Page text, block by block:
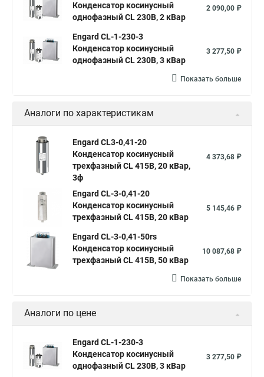
Конденсатор косинусный
однофазный CL 230В, 2 кВар
2 090,00 ₽
Engard CL-1-230-3
Конденсатор косинусный
однофазный CL 230В, 3 кВар
3 277,50 ₽
Показать больше
Аналоги по характеристикам
Engard CL3-0,41-20
Конденсатор косинусный
трехфазный CL 415В, 20 кВар,
3ф
4 373,68 ₽
Engard CL-3-0,41-20
Конденсатор косинусный
трехфазный CL 415В, 20 кВар
5 145,46 ₽
Engard CL-3-0,41-50rs
Конденсатор косинусный
трехфазный CL 415В, 50 кВар
10 087,68 ₽
Показать больше
Аналоги по цене
Engard CL-1-230-3
Конденсатор косинусный
однофазный CL 230В, 3 кВар
3 277,50 ₽